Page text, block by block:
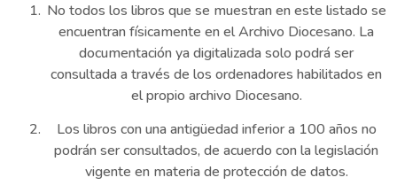
No todos los libros que se muestran en este listado se
encuentran físicamente en el Archivo Diocesano. La
documentación ya digitalizada solo podrá ser
consultada a través de los ordenadores habilitados en
el propio archivo Diocesano.
Los libros con una antigüedad inferior a 100 años no
podrán ser consultados, de acuerdo con la legislación
vigente en materia de protección de datos.